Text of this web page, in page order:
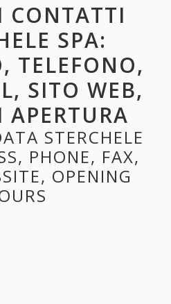
CONTATTI
SPA:
TELEFONO,
SITO WEB,
APERTURA
STERCHELE
PHONE, FAX,
OPENING